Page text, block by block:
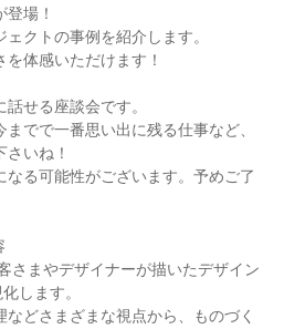
場！
クトの事例を紹介します。
体感いただけます！
せる座談会です。
でで一番思い出に残る仕事など、
いね！
る可能性がございます。予めご了
さまやデザイナーが描いたデザイン
します。
どさまざまな視点から、ものづく